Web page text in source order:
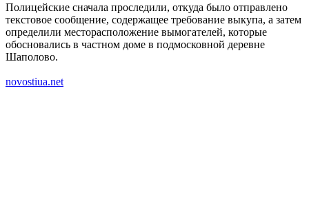
Полицейские сначала проследили, откуда было отправлено
текстовое сообщение, содержащее требование выкупа, а затем
определили месторасположение вымогателей, которые
обосновались в частном доме в подмосковной деревне
Шаполово.
novostiua.net